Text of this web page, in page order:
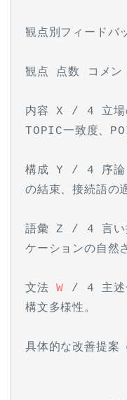
観点別フィードバ
観点 点数 コメン
内容 X / 4 立場の
TOPIC一致度、
構成 Y / 4 序論
の結束、接続語の
語彙 Z / 4 言い換
ケーションの自然
文法 W / 4 主述
構文多様性。
具体的な改善提